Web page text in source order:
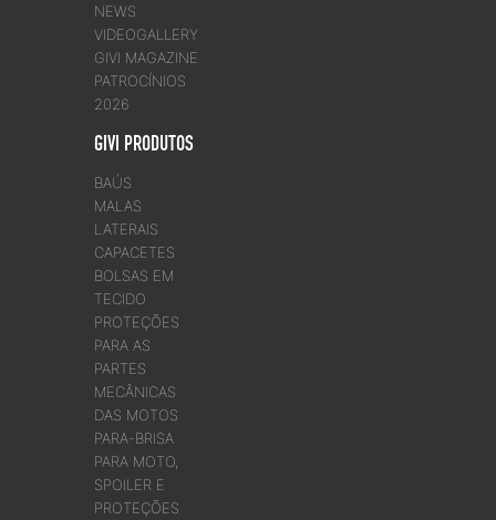
NEWS
VIDEOGALLERY
GIVI MAGAZINE
PATROCÍNIOS
2026
GIVI PRODUTOS
BAÚS
MALAS
LATERAIS
CAPACETES
BOLSAS EM
TECIDO
PROTEÇÕES
PARA AS
PARTES
MECÂNICAS
DAS MOTOS
PARA-BRISA
PARA MOTO,
SPOILER E
PROTEÇÕES